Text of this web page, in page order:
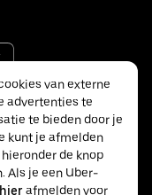
van externe
advertenties te
te bieden door je
kunt je afmelden
de knop
Als je een Uber-
hierafmelden voor